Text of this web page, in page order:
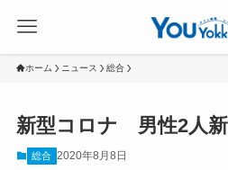
ホーム ニュース 総合
新型コロナ 男性2人
総合 2020年8月8日